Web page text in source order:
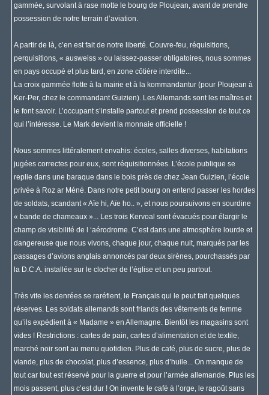
gammée, survolant à rase motte le bourg de Ploujean, avant de prendre
possession de notre terrain d’aviation.
A partir de là, c’en est fait de notre liberté. Couvre-feu, réquisitions,
perquisitions, « ausweiss » ou laissez-passer obligatoires, nous sommes
en pays occupé et plus tard, en zone côtière interdite...
La croix gammée flotte à la mairie et à la kommandantur (pour Ploujean à
Ker-Per, chez le commandant Guizien). Les Allemands sont les maîtres et
le font savoir. L’occupant s’installe partout et prend possession de tout ce
qui l’intéresse. Le Mark devient la monnaie officielle !
Nous sommes littéralement envahis: écoles, salles diverses, habitations
jugées correctes pour eux, sont réquisitionnées. L’école publique se
replie dans une baraque dans le bois près de chez Jean Guizien, l’école
privée à Roz ar Méné. Dans notre petit bourg on entend passer les hordes
de soldats, scandant « Aïe hi, Aïe ho.. », et nous poursuivons en sourdine
« bande de chameaux »... Les trois Kervoal sont évacués pour élargir le
champ de visibilité de l ‘aérodrome. C’est dans une atmosphère lourde et
dangereuse que nous vivons, chaque jour, chaque nuit, marqués par les
passages d’avions anglais annoncés par deux sirènes, pourchassés par
la D.C.A. installée sur le clocher de l’église et un peu partout.
Très vite les denrées se raréfient, le Français qui le peut fait quelques
réserves. Les soldats allemands sont friands des vêtements de femme
qu’ils expédient à « Madame » en Allemagne. Bientôt les magasins sont
vides ! Restrictions : cartes de pain, cartes d’alimentation et de textile,
marché noir sont au menu quotidien. Plus de café, plus de sucre, plus de
viande, plus de chocolat, plus d’essence, plus d’huile... On manque de
tout car tout est réservé pour la guerre et pour l’armée allemande. Plus les
mois passent, plus c’est dur ! On invente le café à l’orge, le ragoût sans